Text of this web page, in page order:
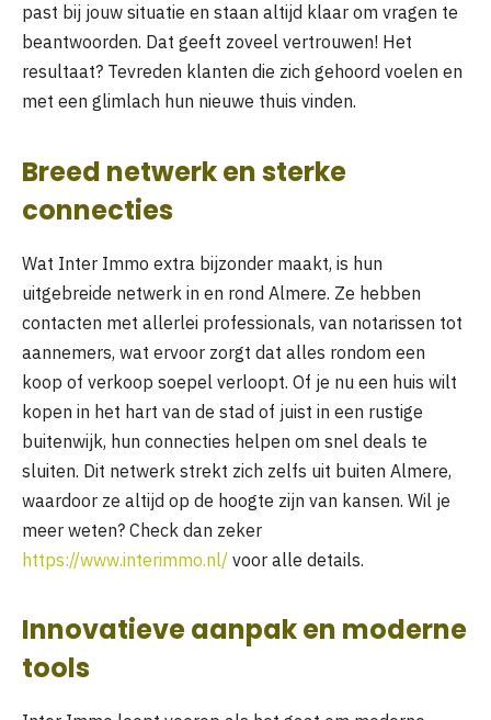
past bij jouw situatie en staan altijd klaar om vragen te
beantwoorden. Dat geeft zoveel vertrouwen! Het
resultaat? Tevreden klanten die zich gehoord voelen en
met een glimlach hun nieuwe thuis vinden.
Breed netwerk en sterke
connecties
Wat Inter Immo extra bijzonder maakt, is hun
uitgebreide netwerk in en rond Almere. Ze hebben
contacten met allerlei professionals, van notarissen tot
aannemers, wat ervoor zorgt dat alles rondom een
koop of verkoop soepel verloopt. Of je nu een huis wilt
kopen in het hart van de stad of juist in een rustige
buitenwijk, hun connecties helpen om snel deals te
sluiten. Dit netwerk strekt zich zelfs uit buiten Almere,
waardoor ze altijd op de hoogte zijn van kansen. Wil je
meer weten? Check dan zeker
https://www.interimmo.nl/ voor alle details.
Innovatieve aanpak en moderne
tools